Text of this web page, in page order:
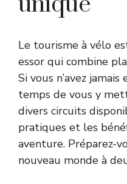
Le tourisme à vélo
essor qui combine
Si vous n’avez
temps de vous y
divers circuits
pratiques et les
aventure. Préparez-
nouveau monde à